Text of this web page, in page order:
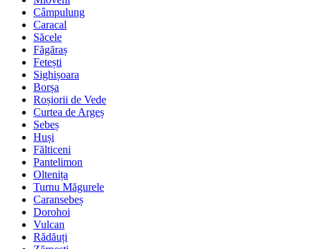
Câmpulung
Caracal
Săcele
Făgăraș
Fetești
Sighișoara
Borșa
Roșiorii de Vede
Curtea de Argeș
Sebeș
Huși
Fălticeni
Pantelimon
Oltenița
Turnu Măgurele
Caransebeș
Dorohoi
Vulcan
Rădăuți